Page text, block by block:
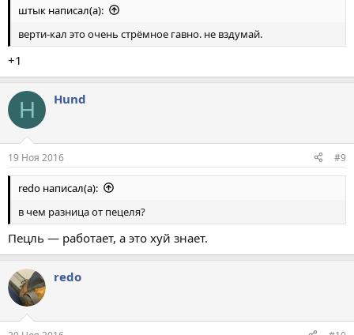
штык написал(а):
верти-кал это очень стрёмное гавно. не вздумай.
+1
H Hund
19 Ноя 2016 #9
redo написал(а):
в чем разница от пецеля?
Пецль — работает, а это хуй знает.
redo